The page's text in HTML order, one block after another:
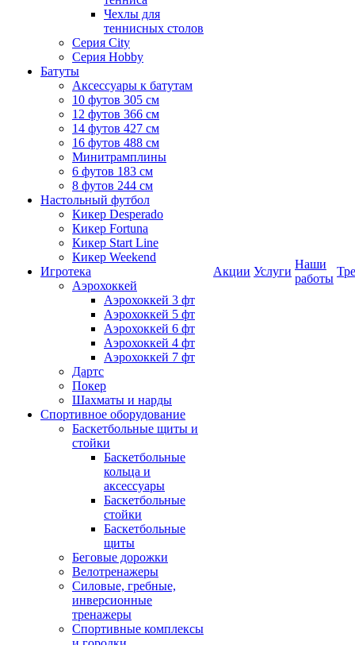
Чехлы для
теннисных столов
Серия City
Серия Hobby
Батуты
Аксессуары к батутам
10 футов 305 см
12 футов 366 см
14 футов 427 см
16 футов 488 см
Минитрамплины
6 футов 183 см
8 футов 244 см
Настольный футбол
Кикер Desperado
Кикер Fortuna
Кикер Start Line
Кикер Weekend
Игротека
Аэрохоккей
Аэрохоккей 3 фт
Аэрохоккей 5 фт
Аэрохоккей 6 фт
Аэрохоккей 4 фт
Аэрохоккей 7 фт
Дартс
Покер
Шахматы и нарды
Спортивное оборудование
Баскетбольные щиты и
стойки
Баскетбольные
кольца и
аксессуары
Баскетбольные
стойки
Баскетбольные
щиты
Беговые дорожки
Велотренажеры
Силовые, гребные,
инверсионные
тренажеры
Спортивные комплексы
Акции Услуги
Наши
работы